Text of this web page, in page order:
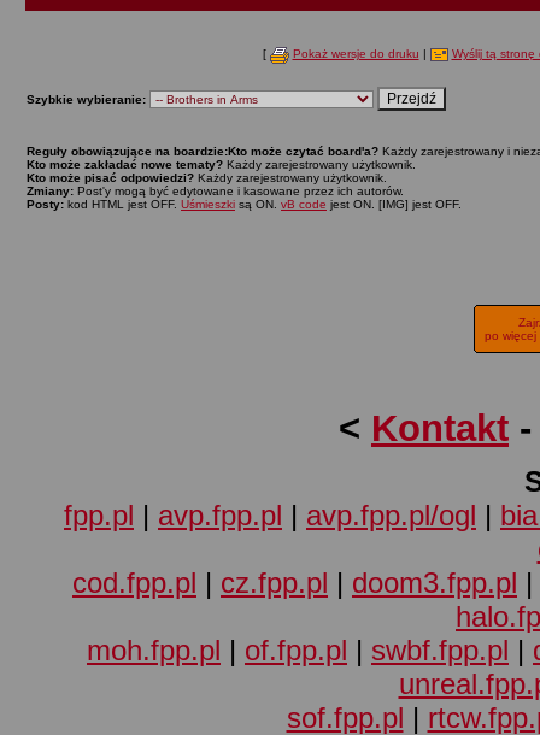
[ Pokaż wersje do druku | Wyślij tą stronę
Szybkie wybieranie:
Reguły obowiązujące na boardzie:Kto może czytać board'a? Każdy zarejestrowany i
Kto może zakładać nowe tematy? Każdy zarejestrowany użytkownik.
Kto może pisać odpowiedzi? Każdy zarejestrowany użytkownik.
Zmiany: Post'y mogą być edytowane i kasowane przez ich autorów.
Posty: kod HTML jest OFF. Uśmieszki są ON. vB code jest ON. [IMG] jest OFF.
po więcej
< Kontakt
fpp.pl | avp.fpp.pl | avp.fpp.pl/ogl |
cod.fpp.pl | cz.fpp.pl | doom3.fpp.pl |
moh.fpp.pl | of.fpp.pl | swbf.fpp.pl |
sof.fpp.pl |